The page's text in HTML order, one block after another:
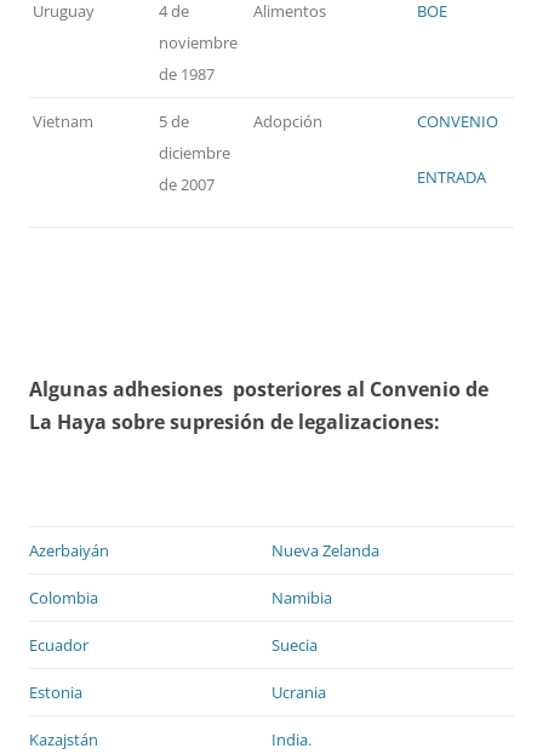
Uruguay
4 de
noviembre
de 1987
Alimentos BOE
Vietnam
5 de
diciembre
de 2007
Adopción CONVENIO
ENTRADA
Algunas adhesiones posteriores al Convenio de
La Haya sobre supresión de legalizaciones:
Azerbaiyán Nueva Zelanda
Colombia Namibia
Ecuador Suecia
Estonia Ucrania
Kazajstán India.